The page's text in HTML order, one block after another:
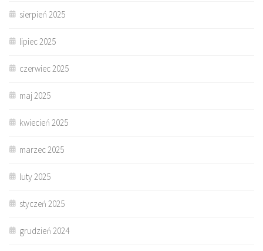
sierpień 2025
lipiec 2025
czerwiec 2025
maj 2025
kwiecień 2025
marzec 2025
luty 2025
styczeń 2025
grudzień 2024